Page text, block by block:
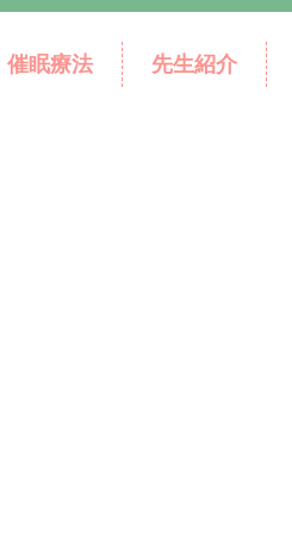
催眠療法 先生紹介